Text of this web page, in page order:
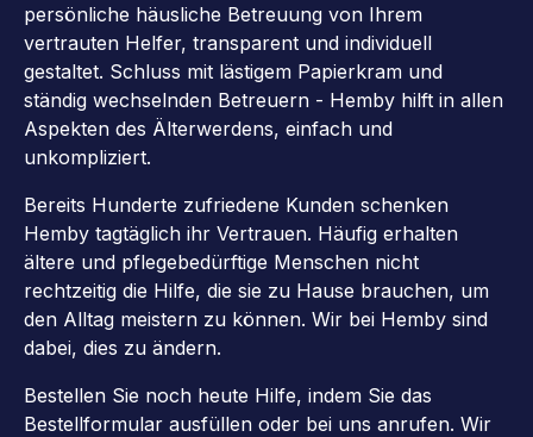
persönliche häusliche Betreuung von Ihrem
vertrauten Helfer, transparent und individuell
gestaltet. Schluss mit lästigem Papierkram und
ständig wechselnden Betreuern - Hemby hilft in allen
Aspekten des Älterwerdens, einfach und
unkompliziert.
Bereits Hunderte zufriedene Kunden schenken
Hemby tagtäglich ihr Vertrauen. Häufig erhalten
ältere und pflegebedürftige Menschen nicht
rechtzeitig die Hilfe, die sie zu Hause brauchen, um
den Alltag meistern zu können. Wir bei Hemby sind
dabei, dies zu ändern.
Bestellen Sie noch heute Hilfe, indem Sie das
Bestellformular ausfüllen oder bei uns anrufen. Wir